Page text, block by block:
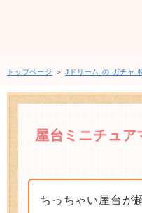
トップページ ＞Jドリーム の ガチャ
屋台ミニチュ
ちっちゃい屋台が